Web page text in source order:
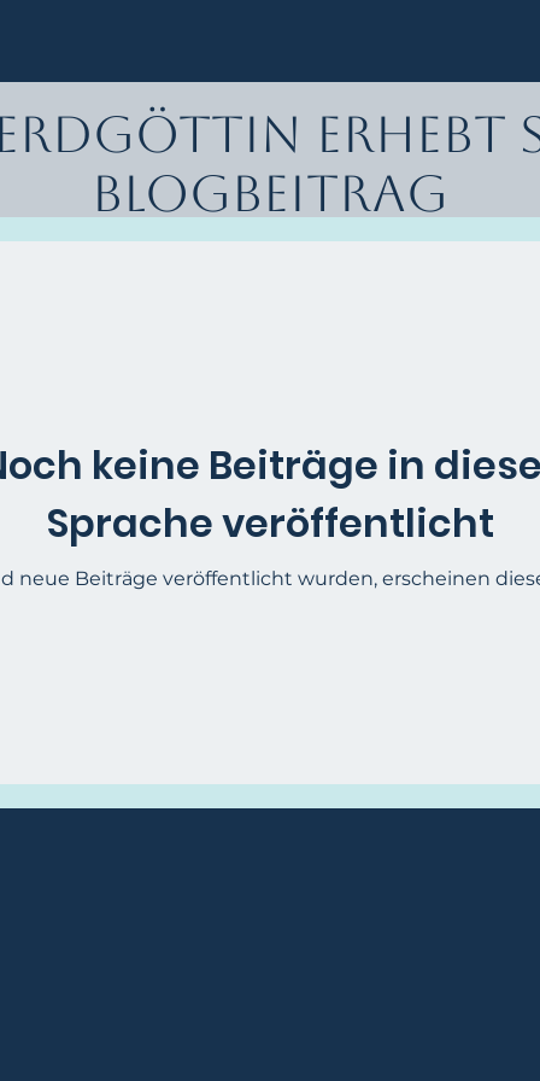
Erdgöttin erhebt
Blogbeitrag
keine Beiträge in
Sprache veröffentlicht
neue Beiträge veröffentlicht wurden, erscheinen